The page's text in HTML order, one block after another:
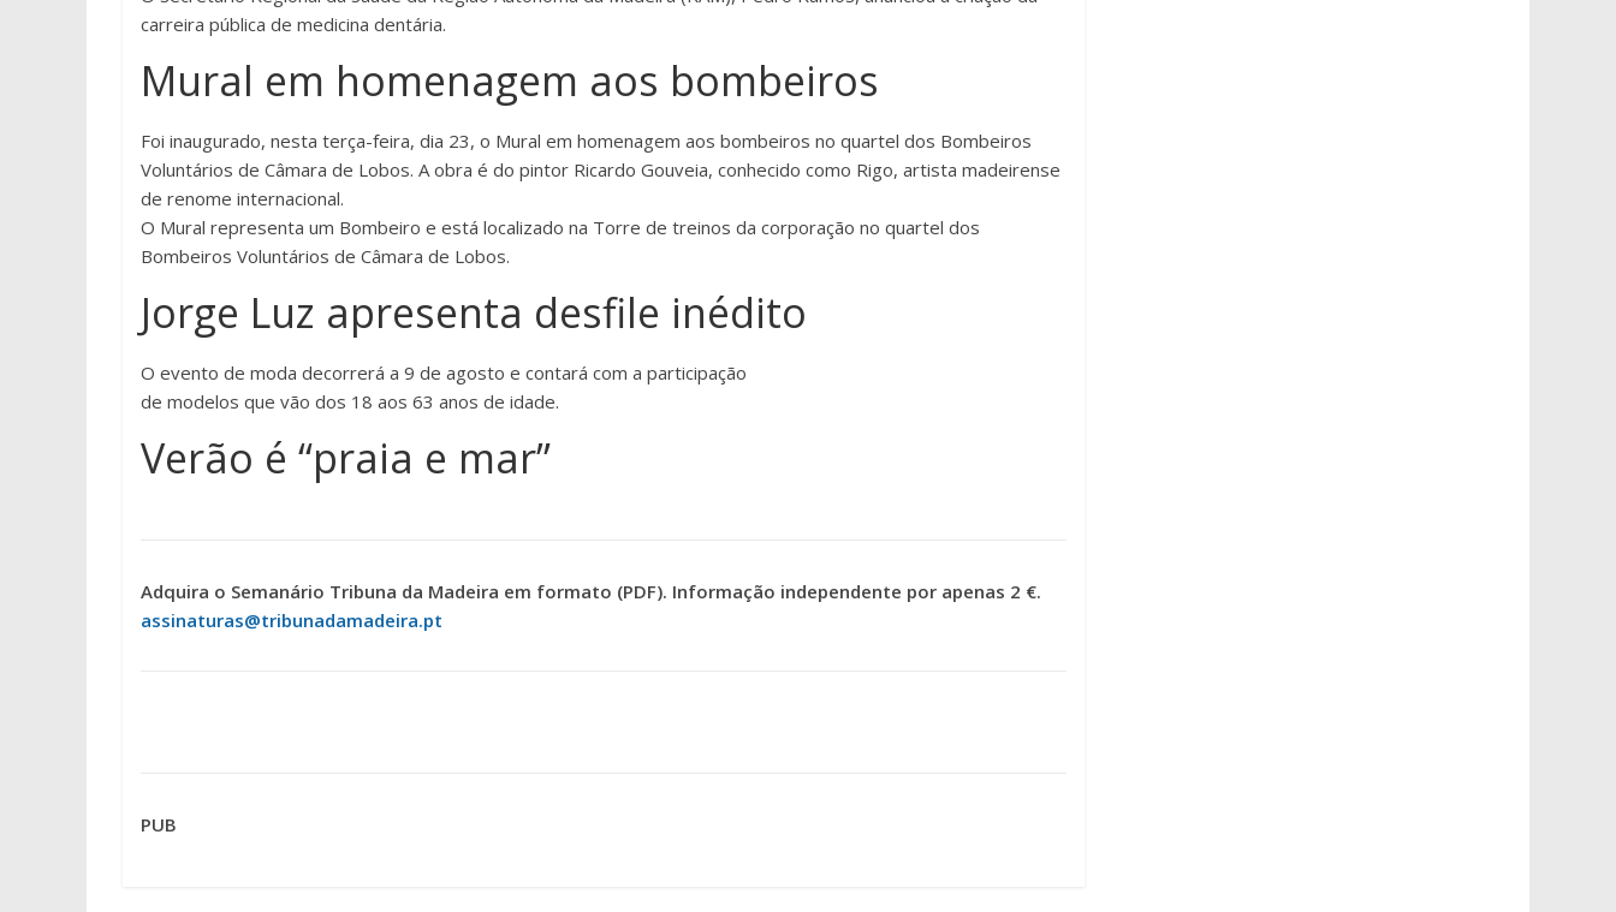
carreira pública de medicina dentária.
Mural em homenagem aos bombeiros
Foi inaugurado, nesta terça-feira, dia 23, o Mural em homenagem aos bombeiros no quartel dos Bombeiros
Voluntários de Câmara de Lobos. A obra é do pintor Ricardo Gouveia, conhecido como Rigo, artista madeirense
de renome internacional.
O Mural representa um Bombeiro e está localizado na Torre de treinos da corporação no quartel dos
Bombeiros Voluntários de Câmara de Lobos.
Jorge Luz apresenta desfile inédito
O evento de moda decorrerá a 9 de agosto e contará com a participação
de modelos que vão dos 18 aos 63 anos de idade.
Verão é “praia e mar”
Adquira o Semanário Tribuna da Madeira em formato (PDF). Informação independente por apenas 2 €.
assinaturas@tribunadamadeira.pt
PUB